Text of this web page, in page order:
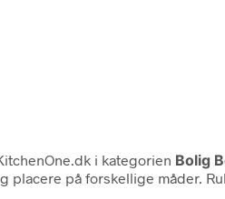
i kategorien Bolig
placere på forskellige måder.